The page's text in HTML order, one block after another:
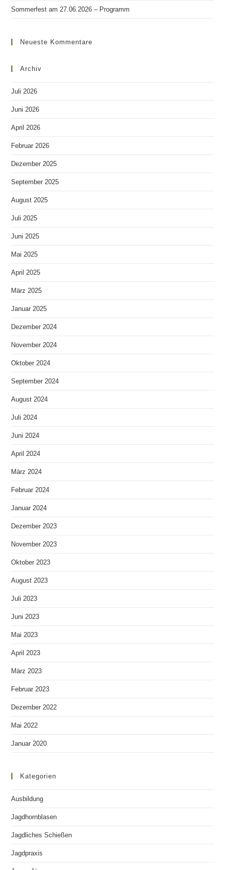
Sommerfest am 27.06.2026 – Programm
Neueste Kommentare
Archiv
Juli 2026
Juni 2026
April 2026
Februar 2026
Dezember 2025
September 2025
August 2025
Juli 2025
Juni 2025
Mai 2025
April 2025
März 2025
Januar 2025
Dezember 2024
November 2024
Oktober 2024
September 2024
August 2024
Juli 2024
Juni 2024
April 2024
März 2024
Februar 2024
Januar 2024
Dezember 2023
November 2023
Oktober 2023
August 2023
Juli 2023
Juni 2023
Mai 2023
April 2023
März 2023
Februar 2023
Dezember 2022
Mai 2022
Januar 2020
Kategorien
Ausbildung
Jagdhornblasen
Jagdliches Schießen
Jagdpraxis